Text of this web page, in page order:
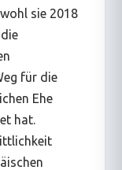
sie 2018
für die
Ehe
hat.